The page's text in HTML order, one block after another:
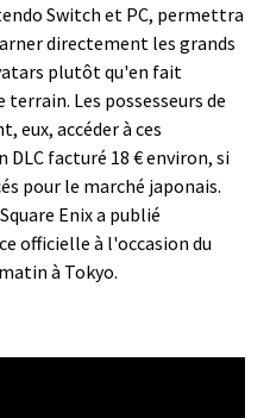
Switch et PC, permettra
directement les grands
plutôt qu'en fait
Les possesseurs de
eux, accéder à ces
facturé 18 € environ, si
pour le marché japonais.
Enix a publié
officielle à l'occasion du
à Tokyo.